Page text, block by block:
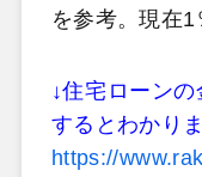
を参考。現在1
↓住宅ローン
するとわかりま
https://